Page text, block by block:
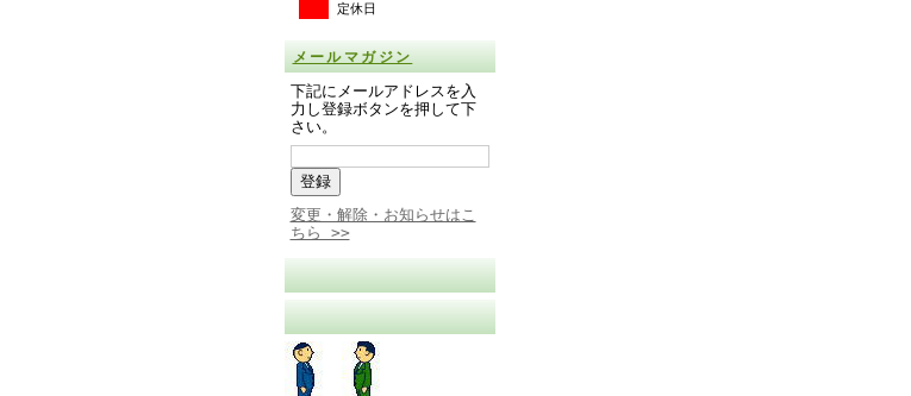
定休日
メールマガジン
下記にメールアドレスを入
力し登録ボタンを押して下
さい。
変更・解除・お知らせはこ
ちら >>